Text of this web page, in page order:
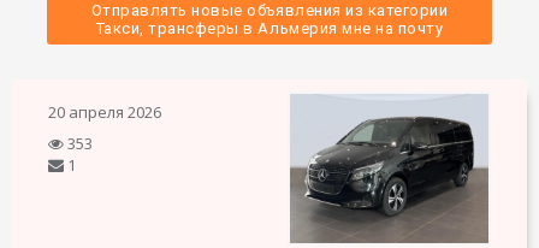
Отправлять новые объявления из категории
Такси, трансферы в Альмерия мне на почту
20 апреля 2026
353
1